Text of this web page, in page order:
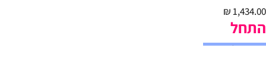
התחל
הירשמו לקורס זה